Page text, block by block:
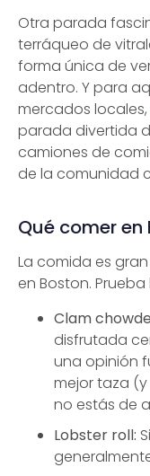
Otra parada
terráqueo de
forma única de
adentro. Y para
mercados locales,
parada divertida
camiones de
de la comunidad
Qué comer en
La comida es
en Boston.
Clam
disfrutada
una opinión
mejor taza
no estás de
Lobster roll: